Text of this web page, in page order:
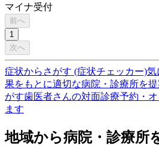
マイナ受付
前へ
1
次へ
症状からさがす (症状チェッカー)気
果をもとに適切な病院・診療所を
がす歯医者さんの対面診療予約・
ます
地域から病院・診療所